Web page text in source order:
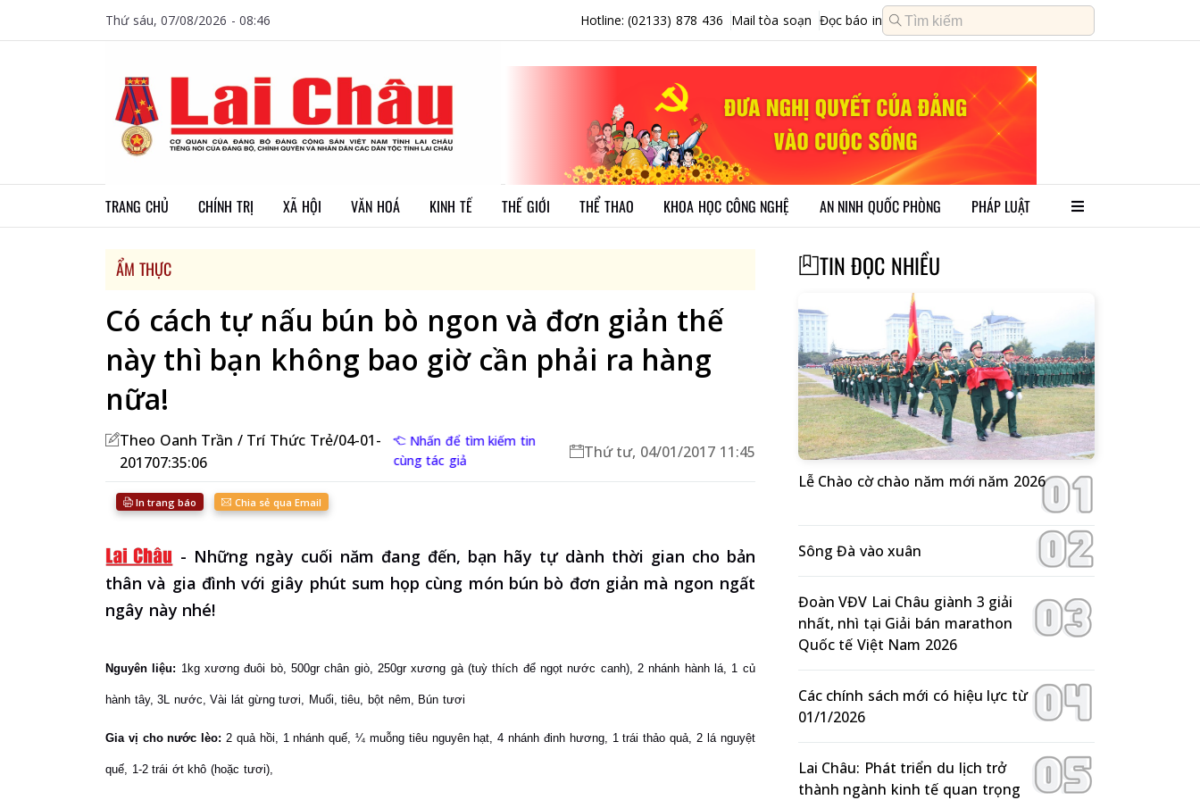
Thứ sáu, 07/08/2026 - 08:46 Hotline: (02133) 878 436 Mail tòa soạn Đọc báo in
TRANG CHỦ CHÍNH TRỊ XÃ HỘI VĂN HOÁ KINH TẾ THẾ GIỚI THỂ THAO KHOA HỌC CÔNG NGHỆ AN NINH QUỐC PHÒNG PHÁP LUẬT
ẨM THỰC
Có cách tự nấu bún bò ngon và đơn giản thế
này thì bạn không bao giờ cần phải ra hàng
nữa!
Theo Oanh Trần / Trí Thức Trẻ/04-01-
201707:35:06
Nhấn để tìm kiếm tin
cùng tác giả
Thứ tư, 04/01/2017 11:45
In trang báo Chia sẻ qua Email
- Những ngày cuối năm đang đến, bạn hãy tự dành thời gian cho bản
thân và gia đình với giây phút sum họp cùng món bún bò đơn giản mà ngon ngất
ngây này nhé!
Nguyên liệu: 1kg xương đuôi bò, 500gr chân giò, 250gr xương gà (tuỳ thích để ngọt nước canh), 2 nhánh hành lá, 1 củ
hành tây,3L nước,Vài lát gừng tươi, Muối, tiêu, bột nêm, Bún tươi
Gia vị cho nước lèo:2 quả hồi, 1 nhánh quế,¼ muỗng tiêu nguyên hạt,4 nhánh đinh hương, 1 trái thảo quả, 2 lá nguyệt
quế, 1-2 trái ớt khô (hoặc tươi),
TIN ĐỌC NHIỀU
Lễ Chào cờ chào năm mới năm 2026
Sông Đà vào xuân
Đoàn VĐV Lai Châu giành 3 giải
nhất, nhì tại Giải bán marathon
Quốc tế Việt Nam 2026
Các chính sách mới có hiệu lực từ
01/1/2026
Lai Châu: Phát triển du lịch trở
thành ngành kinh tế quan trọng